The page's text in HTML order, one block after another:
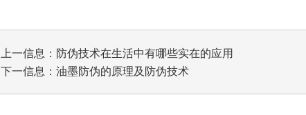
上一信息： 防伪技术在生活中有哪些实在的应用
下一信息： 油墨防伪的原理及防伪技术